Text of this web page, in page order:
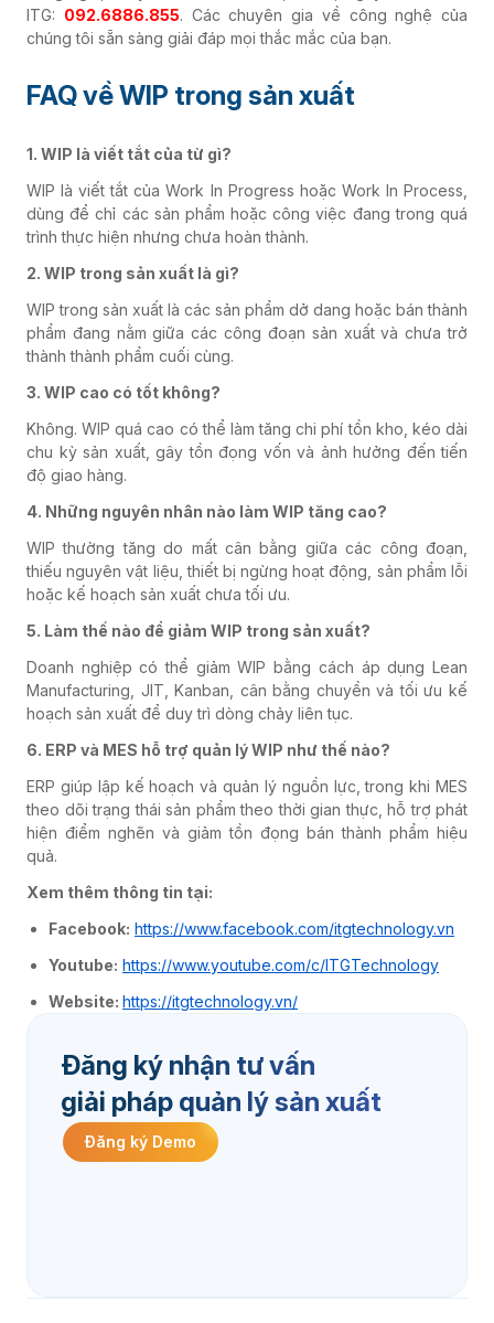
ITG: 092.6886.855. Các chuyên gia về công nghệ của
chúng tôi sẵn sàng giải đáp mọi thắc mắc của bạn.
FAQ về WIP trong sản xuất
1. WIP là viết tắt của từ gì?
WIP là viết tắt của Work In Progress hoặc Work In Process,
dùng để chỉ các sản phẩm hoặc công việc đang trong quá
trình thực hiện nhưng chưa hoàn thành.
2. WIP trong sản xuất là gì?
WIP trong sản xuất là các sản phẩm dở dang hoặc bán thành
phẩm đang nằm giữa các công đoạn sản xuất và chưa trở
thành thành phẩm cuối cùng.
3. WIP cao có tốt không?
Không. WIP quá cao có thể làm tăng chi phí tồn kho, kéo dài
chu kỳ sản xuất, gây tồn đọng vốn và ảnh hưởng đến tiến
độ giao hàng.
4. Những nguyên nhân nào làm WIP tăng cao?
WIP thường tăng do mất cân bằng giữa các công đoạn,
thiếu nguyên vật liệu, thiết bị ngừng hoạt động, sản phẩm lỗi
hoặc kế hoạch sản xuất chưa tối ưu.
5. Làm thế nào để giảm WIP trong sản xuất?
Doanh nghiệp có thể giảm WIP bằng cách áp dụng Lean
Manufacturing, JIT, Kanban, cân bằng chuyền và tối ưu kế
hoạch sản xuất để duy trì dòng chảy liên tục.
6. ERP và MES hỗ trợ quản lý WIP như thế nào?
ERP giúp lập kế hoạch và quản lý nguồn lực, trong khi MES
theo dõi trạng thái sản phẩm theo thời gian thực, hỗ trợ phát
hiện điểm nghẽn và giảm tồn đọng bán thành phẩm hiệu
quả.
Xem thêm thông tin tại:
Facebook: https://www.facebook.com/itgtechnology.vn
Youtube: https://www.youtube.com/c/ITGTechnology
Website: https://itgtechnology.vn/
Đăng ký nhận tư vấn
giải pháp quản lý sản xuất
Đăng ký Demo